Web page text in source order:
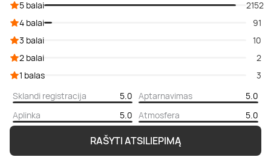
RAŠYTI ATSILIEPIMĄ
5 balai
2152
4 balai
91
3 balai
10
2 balai
2
1 balas
3
Sklandi registracija
5.0 Aptarnavimas
5.0
Aplinka
5.0 Atmosfera 5.0